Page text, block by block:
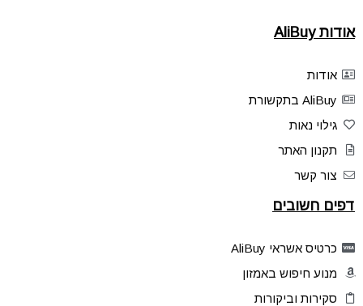
אודות AliBuy
אודות
AliBuy בתקשורת
גילוי נאות
תקנון האתר
צור קשר
דפים חשובים
כרטיס אשראי AliBuy
מנוע חיפוש באמזון
סקירות וביקורות